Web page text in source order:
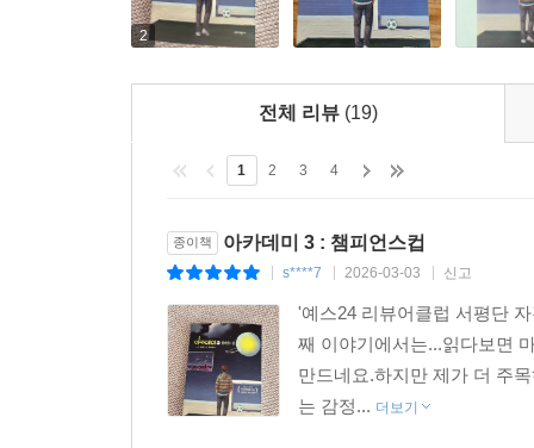
2
전체 리뷰 (19)
1 2 3 4
종이책 아카데미 3 : 챔피언스컵
s****7 2026-03-03 신고
'예스24 리뷰어클럽 서평단
째 이야기에서는...읽다보면
만드네요.하지만 제가 더 주
는 감정... 더보기